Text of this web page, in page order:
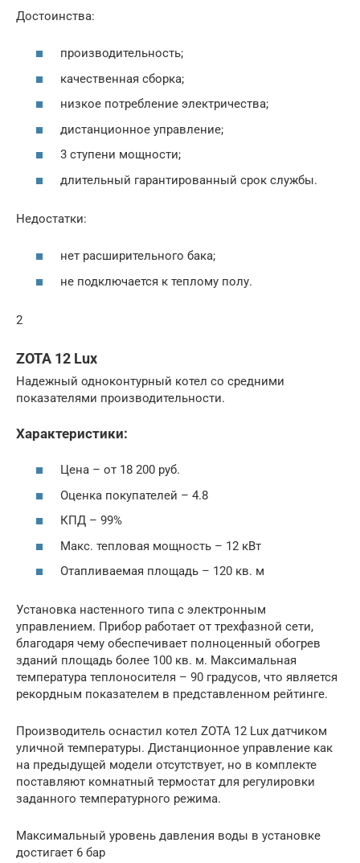
Достоинства:
производительность;
качественная сборка;
низкое потребление электричества;
дистанционное управление;
3 ступени мощности;
длительный гарантированный срок службы.
Недостатки:
нет расширительного бака;
не подключается к теплому полу.
2
ZOTA 12 Lux
Надежный одноконтурный котел со средними
показателями производительности.
Характеристики:
Цена – от 18 200 руб.
Оценка покупателей – 4.8
КПД – 99%
Макс. тепловая мощность – 12 кВт
Отапливаемая площадь – 120 кв. м
Установка настенного типа с электронным
управлением. Прибор работает от трехфазной сети,
благодаря чему обеспечивает полноценный обогрев
зданий площадь более 100 кв. м. Максимальная
температура теплоносителя – 90 градусов, что является
рекордным показателем в представленном рейтинге.
Производитель оснастил котел ZOTA 12 Lux датчиком
уличной температуры. Дистанционное управление как
на предыдущей модели отсутствует, но в комплекте
поставляют комнатный термостат для регулировки
заданного температурного режима.
Максимальный уровень давления воды в установке
достигает 6 бар